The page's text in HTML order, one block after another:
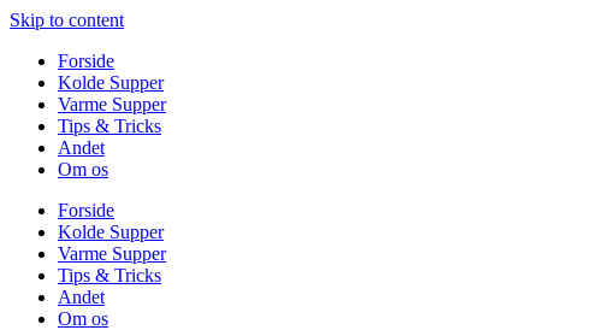
Skip to content
Forside
Kolde Supper
Varme Supper
Tips & Tricks
Andet
Om os
Forside
Kolde Supper
Varme Supper
Tips & Tricks
Andet
Om os